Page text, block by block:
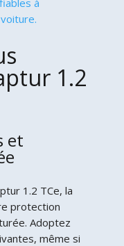
1.2
et
1.2 TCe, la
protection
Adoptez
même si